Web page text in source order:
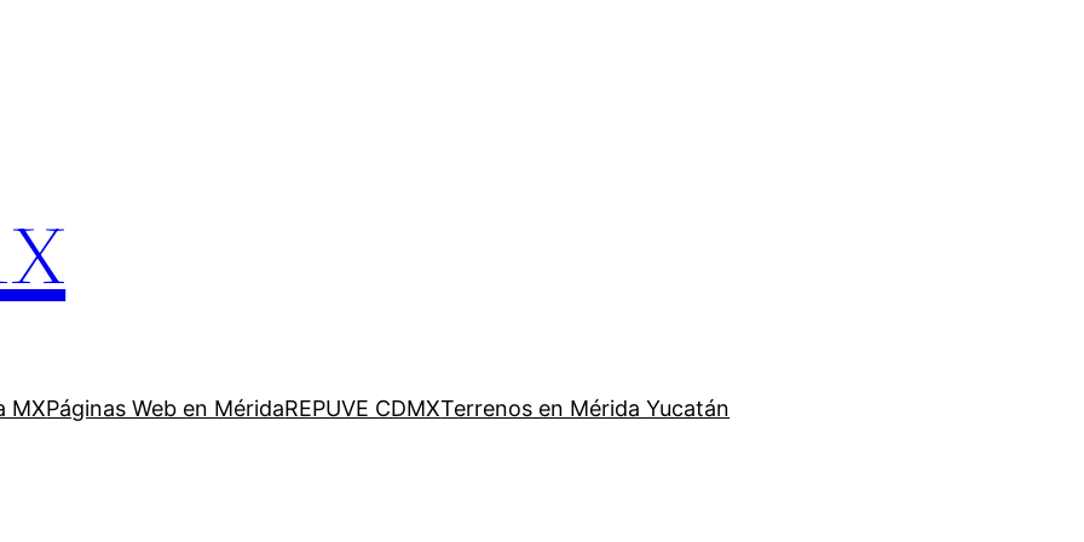
MXPáginas Web en MéridaREPUVE CDMXTerrenos en Mérida Yucatán